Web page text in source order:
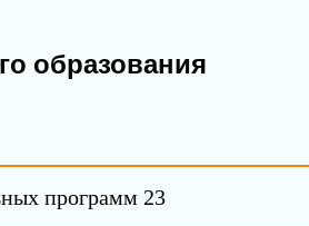
образования
программ 23